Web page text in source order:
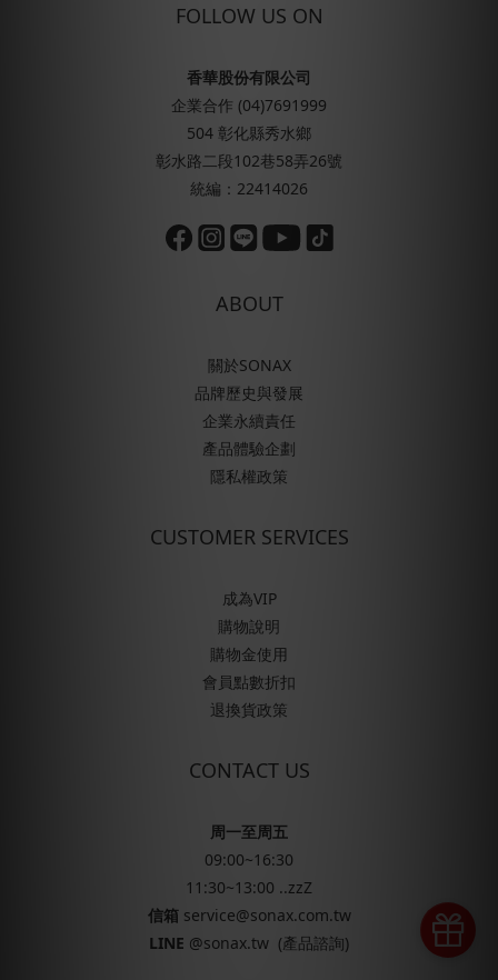
FOLLOW US ON
香華股份有限公司
企業合作 (04)7691999
504 彰化縣秀水鄉
彰水路二段102巷58弄26號
統編：22414026
ABOUT
關於SONAX
品牌歷史與發展
企業永續責任
產品體驗企劃
隱私權政策
CUSTOMER SERVICES
成為VIP
購物說明
購物金使用
會員點數折扣
退換貨政策
CONTACT US
周一至周五
09:00~16:30
11:30~13:00 ..zzZ
信箱service@sonax.com.tw
LINE @sonax.tw (產品諮詢)